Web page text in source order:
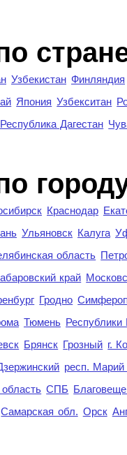
Узбекистан Финляндия
Япония Узбекситан
Республика Дагестан
Краснодар
Ульяновск Калуга
область
край
Гродно
Тюмень Республики
Брянск Грозный г.
респ.
СПБ
Самарская обл. Орск